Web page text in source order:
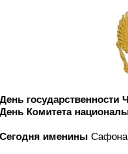
День государственности
День Комитета
Сегодня именины